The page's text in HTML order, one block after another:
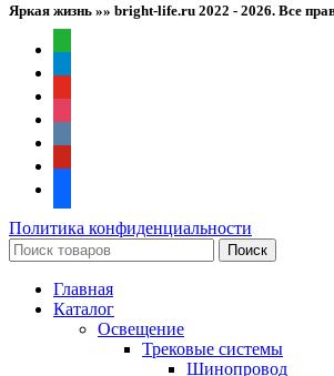
Яркая жизнь »» bright-life.ru 2022 - 2026. Все
Политика конфиденциальности
Поиск
Главная
Каталог
Освещение
Трековые системы
Шинопровод